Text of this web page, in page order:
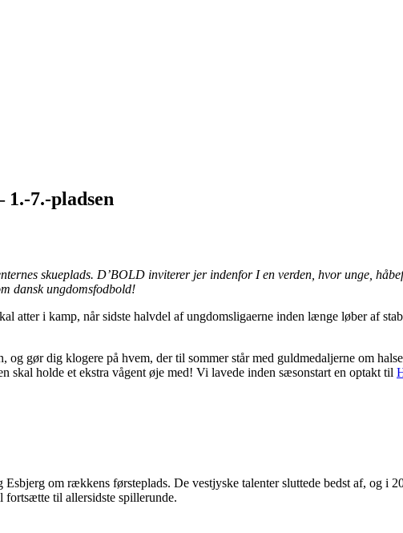
7.-pladsen
skueplads. D’BOLD inviterer jer indenfor I en verden, hvor unge,
dansk ungdomsfodbold!
atter i kamp, når sidste halvdel af ungdomsligaerne inden længe løber af
gør dig klogere på hvem, der til sommer står med guldmedaljerne om
skal holde et ekstra vågent øje med! Vi lavede inden sæsonstart en optakt til
om rækkens førsteplads. De vestjyske talenter sluttede bedst af, og i
til allersidste spillerunde.